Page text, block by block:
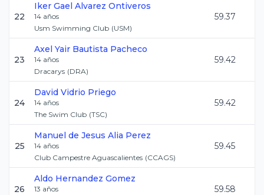
22
Iker Gael Alvarez Ontiveros
14 años
Usm Swimming Club (USM)
59.37
23
Axel Yair Bautista Pacheco
14 años
Dracarys (DRA)
59.42
24
David Vidrio Priego
14 años
The Swim Club (TSC)
59.42
25
Manuel de Jesus Alia Perez
14 años
Club Campestre Aguascalientes (CCAGS)
59.45
26
Aldo Hernandez Gomez
13 años
59.58